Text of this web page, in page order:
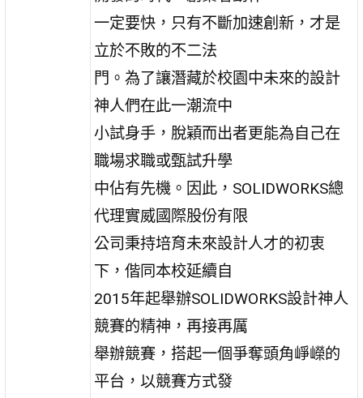
一定要快，只有不斷加速創新，才是
立於不敗的不二法
門。為了讓潛藏於校園中未來的設計
神人們在此一潮流中
小試身手，脫穎而出者更能為自己在
職場求職或甄試升學
中佔有先機。因此，SOLIDWORKS總
代理實威國際股份有限
公司秉持培育未來設計人才的初衷
下，偕同本校延續自
2015年起舉辦SOLIDWORKS設計神人
競賽的精神，再接再厲
舉辦競賽，搭起一個爭奪頭角崢嶸的
平台，以競賽方式發